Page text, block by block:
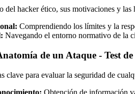
del hacker ético, sus motivaciones y las
Comprendiendo los límites y la
Navegando el entorno normativo de la
de un Ataque - Test
clave para evaluar la seguridad de
Obtención de información